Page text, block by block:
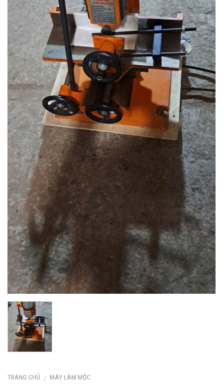
TRANG CHỦ / MÁY LÀM MỘC